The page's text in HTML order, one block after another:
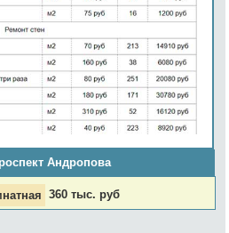
Андропова
360 тыс. руб